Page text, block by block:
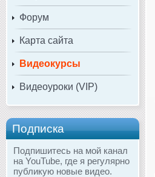
Форум
Карта сайта
Видеокурсы
Видеоуроки (VIP)
Подписка
Подпишитесь на мой канал
на YouTube, где я регулярно
публикую новые видео.